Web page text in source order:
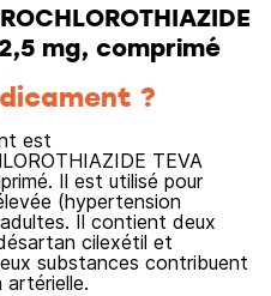
mg, comprimé
?
est
TEVA
Il est utilisé pour
(hypertension
Il contient deux
cilexétil et
substances contribuent
artérielle.